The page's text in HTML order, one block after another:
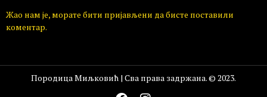
Жао нам је, морате бити пријављени да бисте поставили
коментар.
Породица Миљковић | Сва права задржана. © 2023.